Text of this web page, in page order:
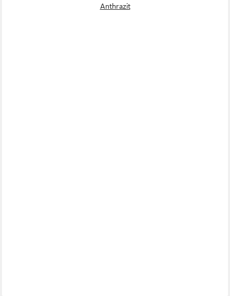
Anthrazit